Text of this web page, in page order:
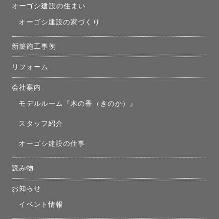
オーゴシ建設の住まい
オーゴシ建設の家づくり
新築施工事例
リフォーム
会社案内
モデルルーム『木の香（きのか）』
スタッフ紹介
オーゴシ建設の仕事
読み物
お知らせ
イベント情報